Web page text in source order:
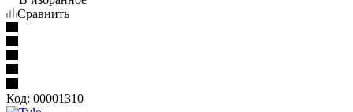
Сравнить
Код: 00001310